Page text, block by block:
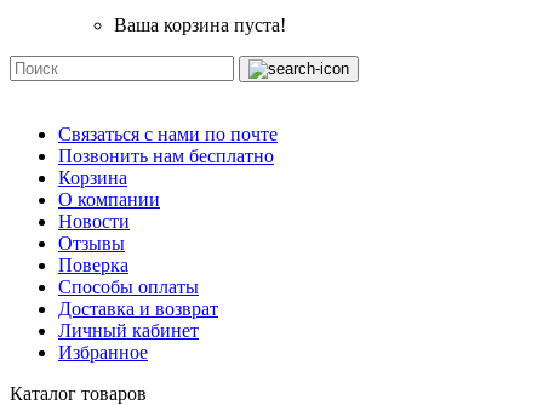
Ваша корзина пуста!
Связаться с нами по почте
Позвонить нам бесплатно
Корзина
О компании
Новости
Отзывы
Поверка
Способы оплаты
Доставка и возврат
Личный кабинет
Избранное
Каталог товаров